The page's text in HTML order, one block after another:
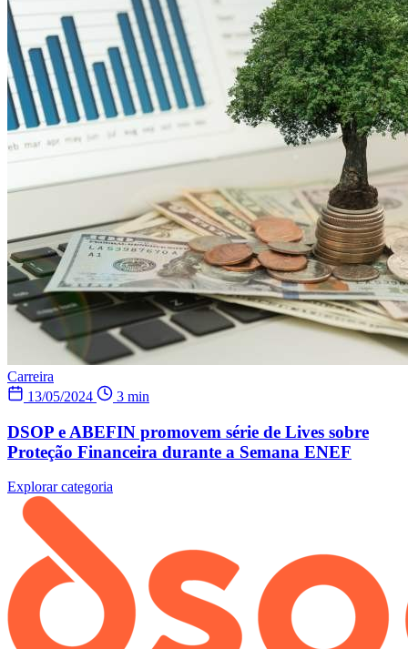
Carreira
13/05/2024
3 min
DSOP e ABEFIN promovem série de Lives sobre
Proteção Financeira durante a Semana ENEF
Explorar categoria